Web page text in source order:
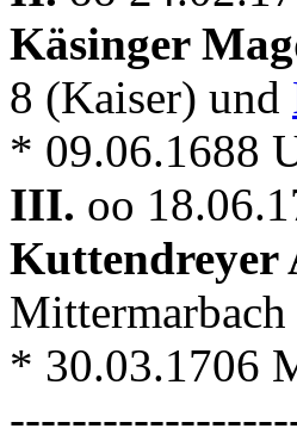
Käsinger
8 (Kaiser) und
* 09.06.1688
III. oo
Kuttendreyer
* 30.03.1706